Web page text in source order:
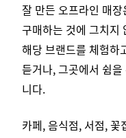
잘 만든 오프라인 매
구매하는 것에 그치지
해당 브랜드를 체험하
듣거나, 그곳에서 쉼
니다.
카페, 음식점, 서점, 꽃